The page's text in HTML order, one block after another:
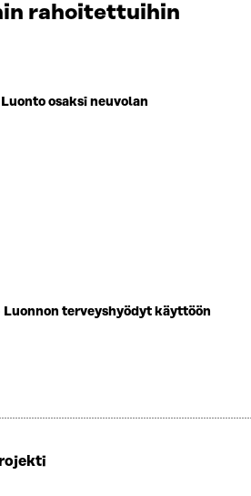
rahoitettuihin
osaksi neuvolan
terveyshyödyt käyttöön